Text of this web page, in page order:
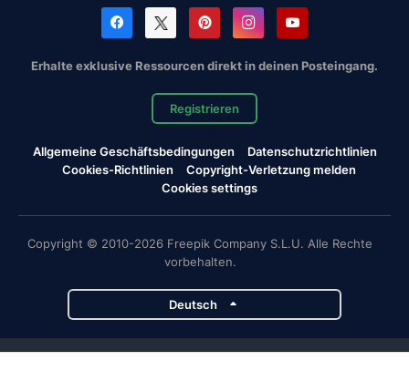
Erhalte exklusive Ressourcen direkt in deinen Posteingang.
Registrieren
Allgemeine Geschäftsbedingungen
Datenschutzrichtlinien
Cookies-Richtlinien
Copyright-Verletzung melden
Cookies settings
Copyright © 2010-2026 Freepik Company S.L.U. Alle Rechte
vorbehalten.
Deutsch